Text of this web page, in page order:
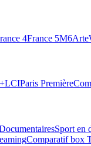
4France 5M6Arte
LCIParis Première
Sport en
Comparatif box